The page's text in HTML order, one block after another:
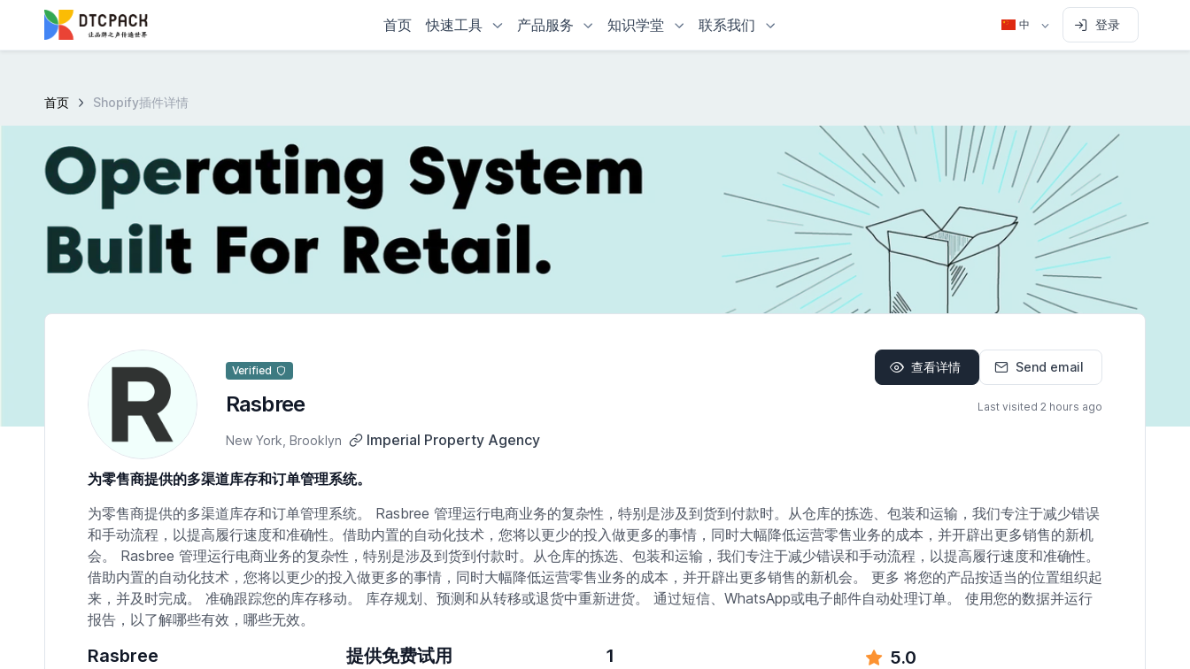
首页 快速工具 产品服务 知识学堂 联系我们 中 登录
首页 Shopify插件详情
Verified
Rasbree
New York, Brooklyn Imperial Property Agency
查看详情 Send email
Last visited 2 hours ago
为零售商提供的多渠道库存和订单管理系统。
为零售商提供的多渠道库存和订单管理系统。 Rasbree 管理运行电商业务的复杂性，特别是涉及到货到付款时。从仓库的拣选、包装和运输，我们专注于减少错误
和手动流程，以提高履行速度和准确性。借助内置的自动化技术，您将以更少的投入做更多的事情，同时大幅降低运营零售业务的成本，并开辟出更多销售的新机
会。 Rasbree 管理运行电商业务的复杂性，特别是涉及到货到付款时。从仓库的拣选、包装和运输，我们专注于减少错误和手动流程，以提高履行速度和准确性。
借助内置的自动化技术，您将以更少的投入做更多的事情，同时大幅降低运营零售业务的成本，并开辟出更多销售的新机会。 更多 将您的产品按适当的位置组织起
来，并及时完成。 准确跟踪您的库存移动。 库存规划、预测和从转移或退货中重新进货。 通过短信、WhatsApp或电子邮件自动处理订单。 使用您的数据并运行
报告，以了解哪些有效，哪些无效。
Rasbree 提供免费试用 1 5.0